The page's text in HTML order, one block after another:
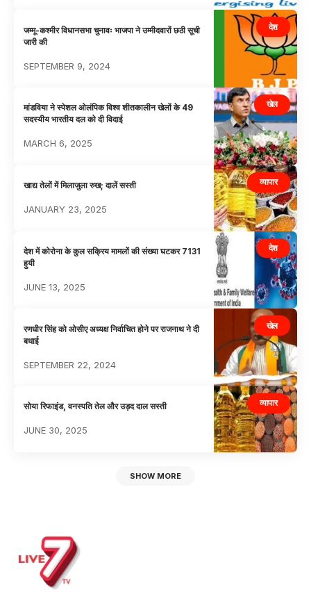
देश
जम्मू-कश्मीर विधानसभा चुनावः भाजपा ने उम्मीदवारों छठी सूची
जारी की
SEPTEMBER 9, 2024
खेल
मांडविया ने स्पेशल ओलंपिक विश्व शीतकालीन खेलों के 49
सदस्यीय भारतीय दल को दी विदाई
MARCH 6, 2025
व्यापार
खाद्य तेलों में मिलाजुला रुख; दालें सस्ती
JANUARY 23, 2025
देश
देश में कोरोना के कुल सक्रिय मामलों की संख्या घटकर 7131
हुयी
JUNE 13, 2025
खेल
रणधीर सिंह को ओसीए अध्यक्ष निर्वाचित होने पर राजनाथ ने दी
बधाई
SEPTEMBER 22, 2024
व्यापार
सोया रिफाइंड, वनस्पति तेल और उड़द दाल सस्ती
JUNE 30, 2025
SHOW MORE